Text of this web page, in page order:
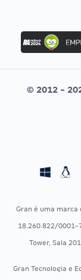
Concurso
Concurso Ibama
Concurso MPU
Editais publicados
CONCURSOS POR
Concursos Fiscais
Residência
© 2012 -
Gran é uma marca
18.260.822/0001-
Tower, Sala
Gran Tecnologia e